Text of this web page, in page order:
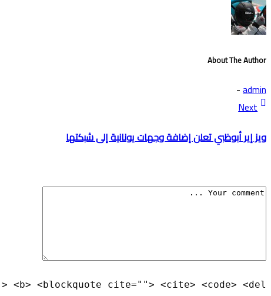
About The Author
admin
-
Next
ويز إير أبوظبي تعلن إضافة وجهات يونانية إلى شبكتها
<blockquote cite=""> <cite> <code> <del